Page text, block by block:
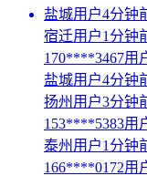
盐城用户4分钟
宿迁用户1分钟
170****3467用
盐城用户4分钟
扬州用户3分钟
153****5383用
泰州用户1分钟
166****0172用